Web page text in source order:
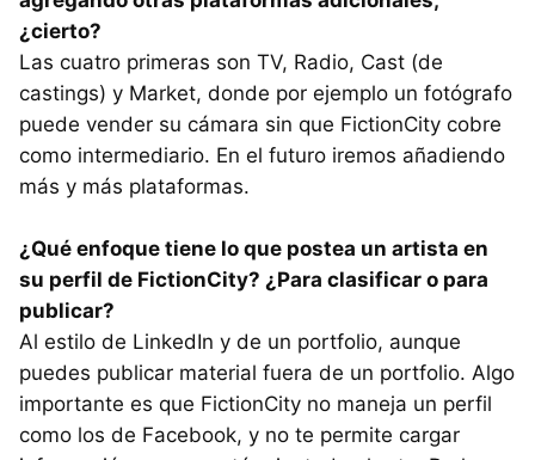
¿cierto?
Las cuatro primeras son TV, Radio, Cast (de
castings) y Market, donde por ejemplo un fotógrafo
puede vender su cámara sin que FictionCity cobre
como intermediario. En el futuro iremos añadiendo
más y más plataformas.
¿Qué enfoque tiene lo que postea un artista en
su perfil de FictionCity? ¿Para clasificar o para
publicar?
Al estilo de LinkedIn y de un portfolio, aunque
puedes publicar material fuera de un portfolio. Algo
importante es que FictionCity no maneja un perfil
como los de Facebook, y no te permite cargar